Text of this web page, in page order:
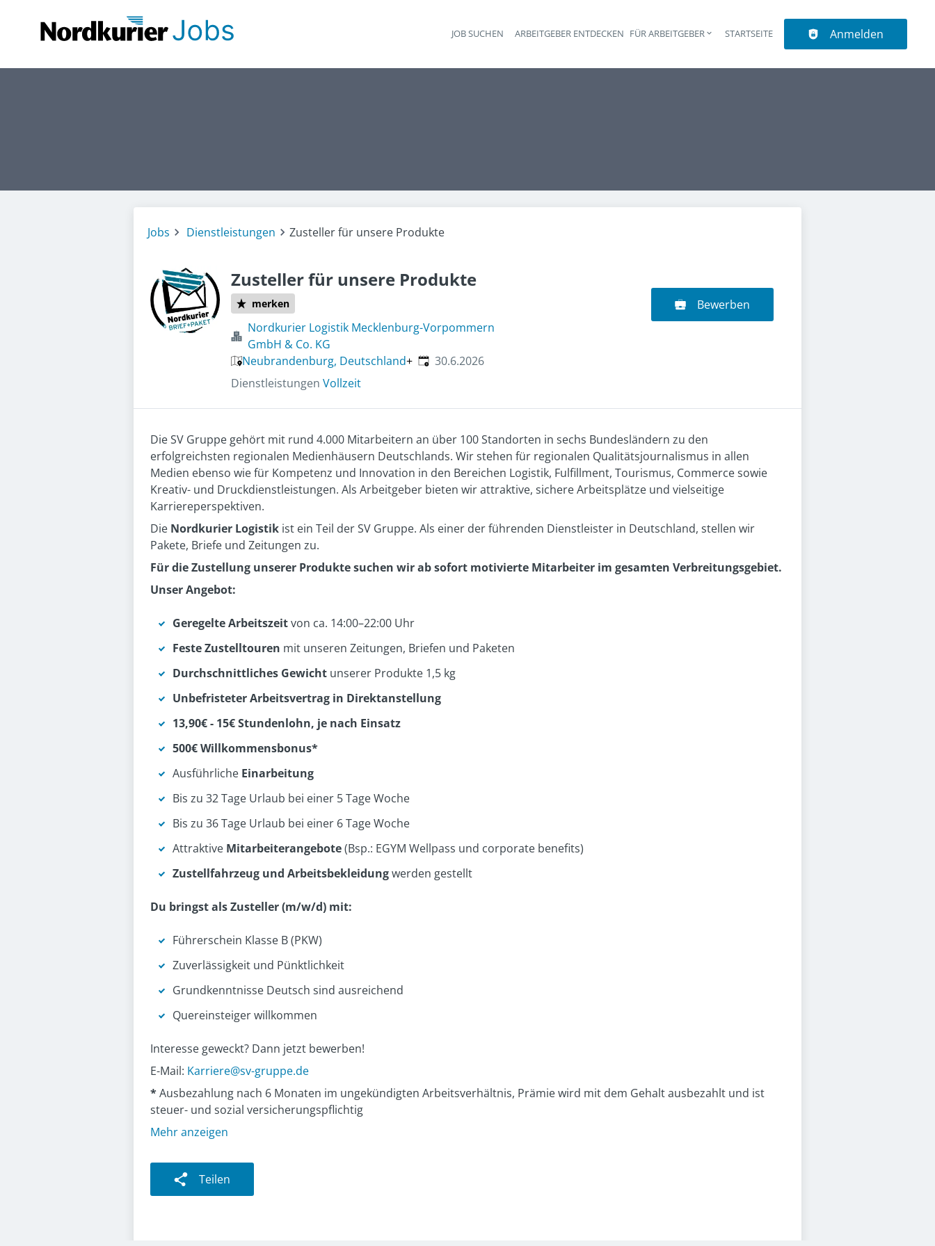
Haupt-Navigation
JOB SUCHEN ARBEITGEBER ENTDECKEN FÜR ARBEITGEBER STARTSEITE Anmelden
Jobs Dienstleistungen Zusteller für unsere Produkte
Zusteller für unsere Produkte
merken
Nordkurier Logistik Mecklenburg-Vorpommern
GmbH & Co. KG
Neubrandenburg, Deutschland+ Veröffentlicht
30.6.2026
Dienstleistungen Vollzeit
Bewerben
Die SV Gruppe gehört mit rund 4.000 Mitarbeitern an über 100 Standorten in sechs Bundesländern zu den
erfolgreichsten regionalen Medienhäusern Deutschlands. Wir stehen für regionalen Qualitätsjournalismus in allen
Medien ebenso wie für Kompetenz und Innovation in den Bereichen Logistik, Fulfillment, Tourismus, Commerce sowie
Kreativ- und Druckdienstleistungen. Als Arbeitgeber bieten wir attraktive, sichere Arbeitsplätze und vielseitige
Karriereperspektiven.
Die Nordkurier Logistik ist ein Teil der SV Gruppe. Als einer der führenden Dienstleister in Deutschland, stellen wir
Pakete, Briefe und Zeitungen zu.
Für die Zustellung unserer Produkte suchen wir ab sofort motivierte Mitarbeiter im gesamten Verbreitungsgebiet.
Unser Angebot:
Geregelte Arbeitszeitvon ca. 14:00–22:00 Uhr
Feste Zustelltouren mit unseren Zeitungen, Briefen und Paketen
Durchschnittliches Gewicht unserer Produkte 1,5 kg
Unbefristeter Arbeitsvertrag in Direktanstellung
13,90€ - 15€ Stundenlohn, je nach Einsatz
500€ Willkommensbonus*
Ausführliche Einarbeitung
Bis zu 32 Tage Urlaub bei einer 5 Tage Woche
Bis zu 36 Tage Urlaub bei einer 6 Tage Woche
Attraktive Mitarbeiterangebote(Bsp.: EGYM Wellpass und corporate benefits)
Zustellfahrzeug und Arbeitsbekleidungwerden gestellt
Du bringst als Zusteller (m/w/d) mit:
Führerschein Klasse B (PKW)
Zuverlässigkeit und Pünktlichkeit
Grundkenntnisse Deutsch sind ausreichend
Quereinsteiger willkommen
Interesse geweckt? Dann jetzt bewerben!
E-Mail: Karriere@sv-gruppe.de
*Ausbezahlung nach 6 Monaten im ungekündigten Arbeitsverhältnis, Prämie wird mit dem Gehalt ausbezahlt und ist
steuer- und sozial versicherungspflichtig
Mehr anzeigen
Teilen